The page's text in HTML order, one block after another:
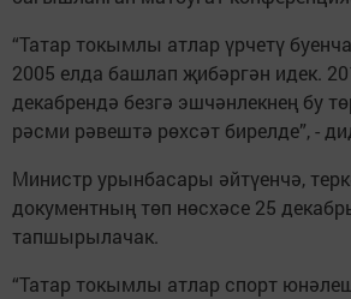
“Татар токымлы атлар үрчетү
2005 елда башлап җибәргән идек.
декабрендә безгә эшчәнлекнең бу
рәсми рәвештә рөхсәт бирелде”, -
Министр урынбасары әйтүенчә,
документның төп нөсхәсе 25
тапшырылачак.
“Татар токымлы атлар спорт